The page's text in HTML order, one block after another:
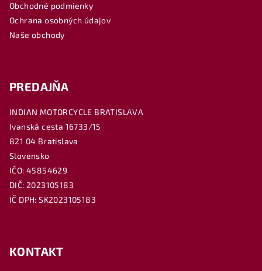
Obchodné podmienky
Ochrana osobných údajov
Naše obchody
PREDAJŇA
INDIAN MOTORCYCLE BRATISLAVA
Ivanská cesta 16733/15
821 04 Bratislava
Slovensko
IČO: 45854629
DIČ: 2023105183
IČ DPH: SK2023105183
KONTAKT